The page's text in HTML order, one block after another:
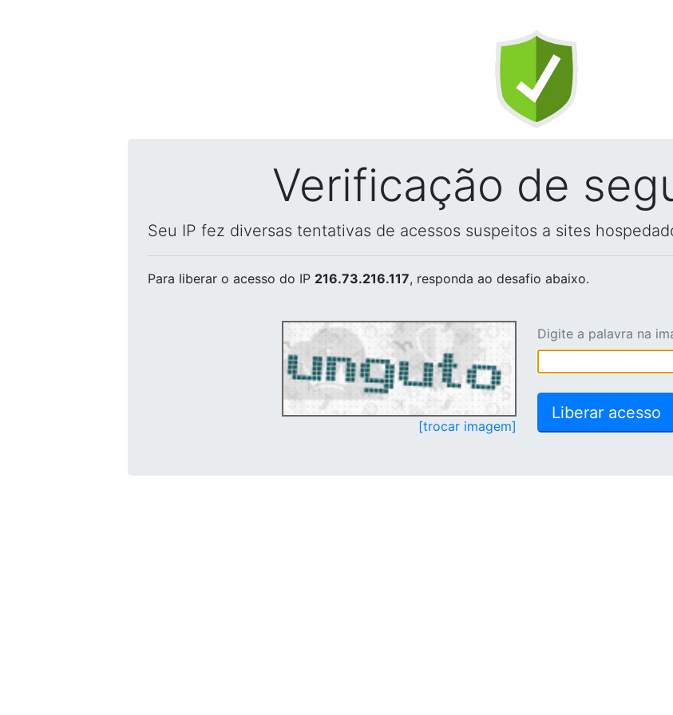
Verificação de
Seu IP fez diversas tentativas de acessos suspeitos a sites
Para liberar o acesso do IP 216.73.216.117, responda ao desafio abaixo.
[trocar imagem]
Digite a palavra na